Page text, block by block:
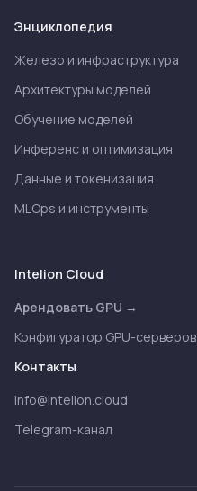
Энциклопедия
Железо и инфраструктура
Архитектуры моделей
Обучение моделей
Инференс и оптимизация
Данные и токенизация
MLOps и инструменты
Intelion Cloud
Арендовать GPU →
Конфигуратор GPU-серверов
Контакты
info@intelion.cloud
Telegram-канал